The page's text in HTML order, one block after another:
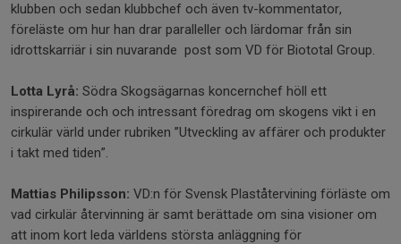
klubben och sedan klubbchef och även tv-kommentator,
föreläste om hur han drar paralleller och lärdomar från sin
idrottskarriär i sin nuvarande post som VD för Biototal Group.
Lotta Lyrå: Södra Skogsägarnas koncernchef höll ett
inspirerande och och intressant föredrag om skogens vikt i en
cirkulär värld under rubriken ”Utveckling av affärer och produkter
i takt med tiden”.
Mattias Philipsson: VD:n för Svensk Plaståtervining förläste om
vad cirkulär återvinning är samt berättade om sina visioner om
att inom kort leda världens största anläggning för